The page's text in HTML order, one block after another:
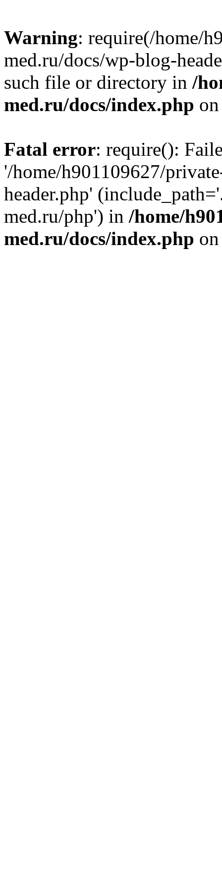
Warning: require(/home/
med.ru/docs/wp-blog-
such file or directory in /
med.ru/docs/index.php
Fatal error: require():
'/home/h901109627/
header.php'
med.ru/php') in /home/
med.ru/docs/index.php